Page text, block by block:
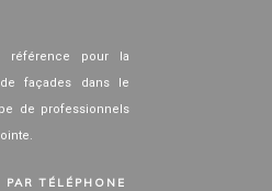
référence pour la
façades dans le
de professionnels
TÉLÉPHONE